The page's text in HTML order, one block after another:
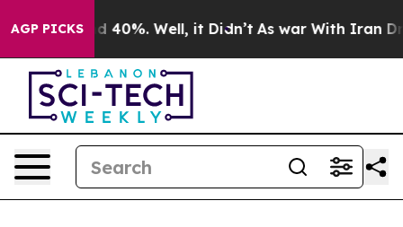
AGP PICKS
Around 40%. Well, it Didn’t As war With Iran